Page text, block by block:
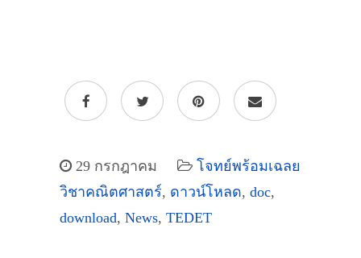
29 กรกฎาคม
โจทย์พร้อมเฉลย
วิชาคณิตศาสตร์, ดาวน์โหลด, doc,
download, News, TEDET